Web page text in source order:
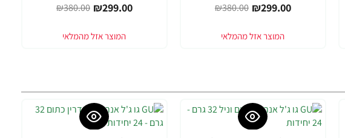
₪299.00
₪380.00
₪299.00
₪380.00